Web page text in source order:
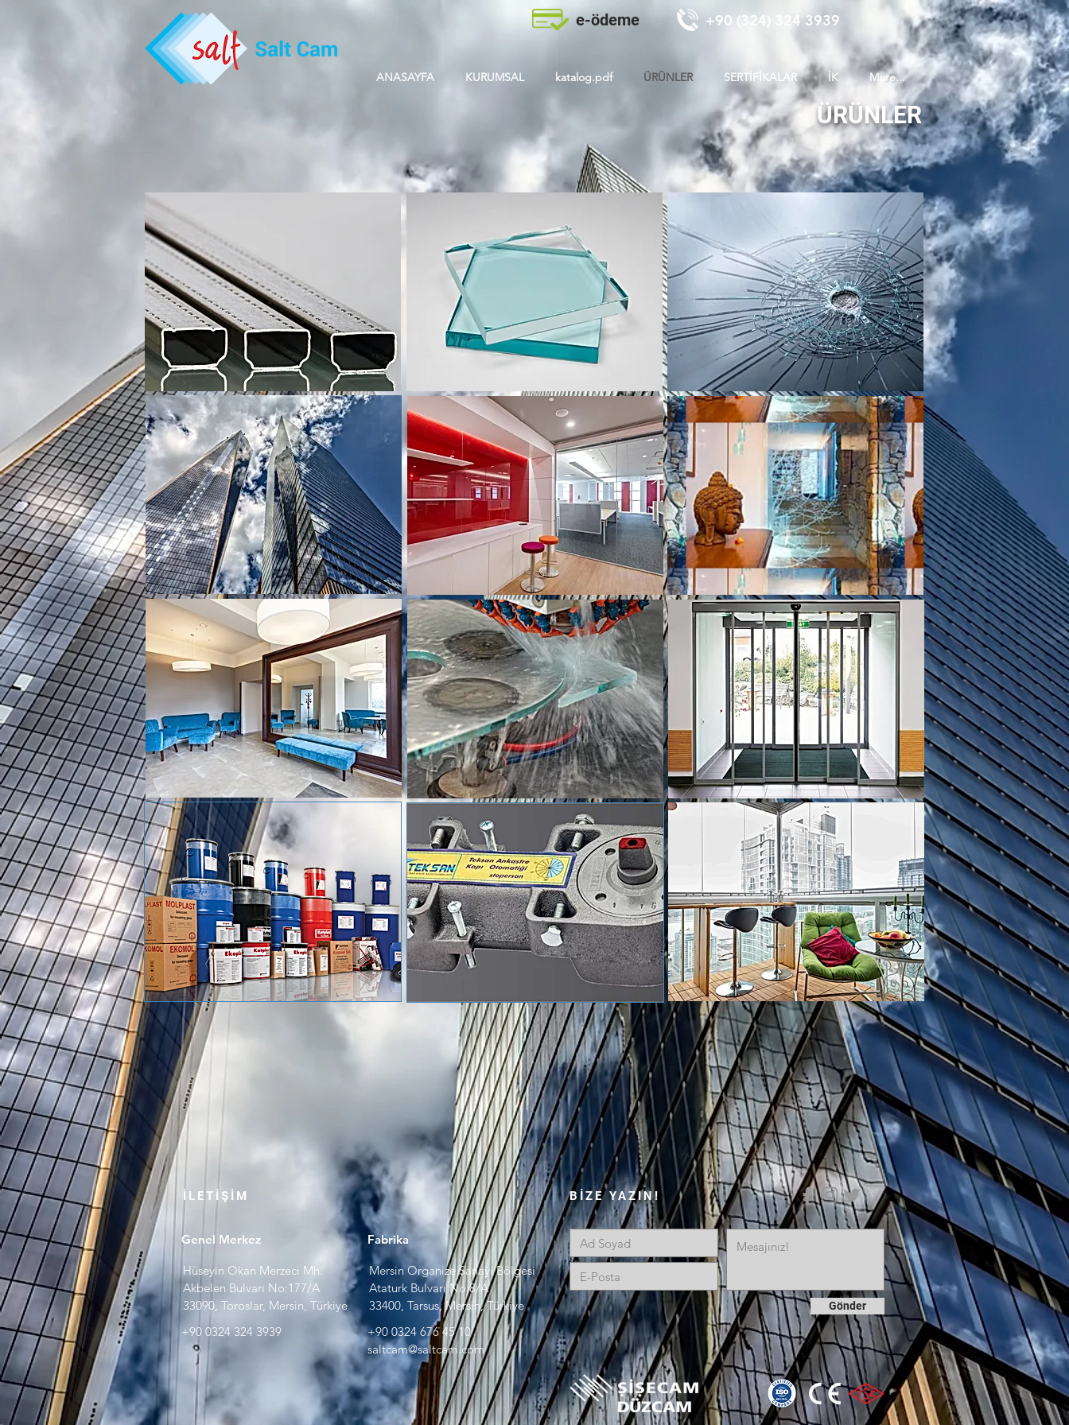
e-ödeme +90 (324) 324 3939
ANASAYFA KURUMSAL katalog.pdf ÜRÜNLER SERTİFİKALAR İK More...
ÜRÜNLER
İLETİŞİM
Genel Merkez
Hüseyin Okan Merzeci Mh.
Akbelen Bulvarı No:177/A
33090, Toroslar, Mersin, Türkiye
+90 0324 324 3939
Fabrika
Mersin Organize Sanayi Bölgesi
Ataturk Bulvarı No:8/A
33400, Tarsus, Mersin, Türkiye
+90 0324 676 45 10
saltcam@saltcam.com
BİZE YAZIN!
Gönder